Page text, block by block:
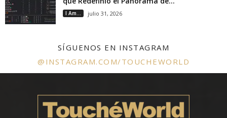
I Am... julio 31, 2026
SÍGUENOS EN INSTAGRAM
@INSTAGRAM.COM/TOUCHEWORLD